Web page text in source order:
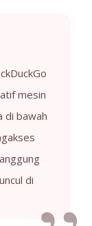
mesin
di bawah
di